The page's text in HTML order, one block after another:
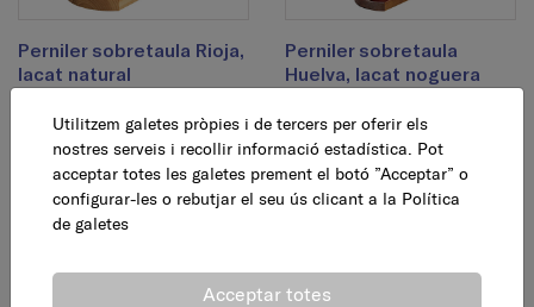
Perniler sobretaula Rioja,
lacat natural
42,50 € AFEGEIX
Perniler sobretaula
Huelva, lacat noguera
24,50 € AFEGEIX
Utilitzem galetes pròpies i de tercers per oferir els
nostres serveis i recollir informació estadística. Pot
acceptar totes les galetes prement el botó ”Acceptar” o
configurar-les o rebutjar el seu ús clicant a la Política
de galetes
Acceptar totes